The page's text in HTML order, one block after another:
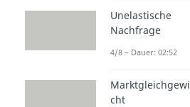
Unelastische
Nachfrage
4/8 – Dauer: 02:52
Marktgleichgewi
cht